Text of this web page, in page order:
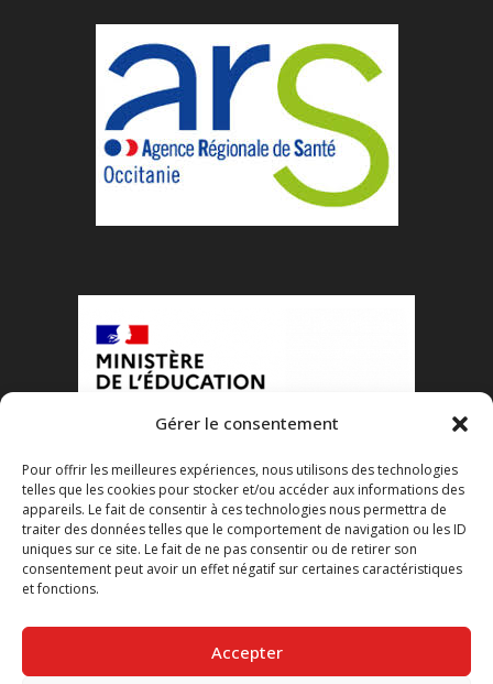
Gérer le consentement
Pour offrir les meilleures expériences, nous utilisons des technologies
telles que les cookies pour stocker et/ou accéder aux informations des
appareils. Le fait de consentir à ces technologies nous permettra de
traiter des données telles que le comportement de navigation ou les ID
uniques sur ce site. Le fait de ne pas consentir ou de retirer son
consentement peut avoir un effet négatif sur certaines caractéristiques
et fonctions.
Accepter